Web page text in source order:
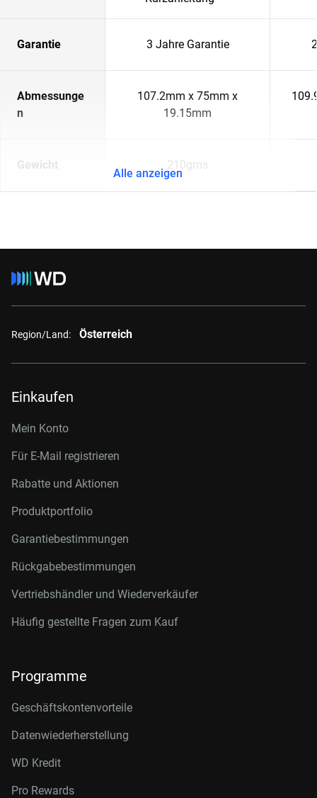
Garantie 3 Jahre Garantie
Abmessunge
n
107.2mm x 75mm x
19.15mm
Gewicht 210gms
Alle anzeigen
Region/Land: Österreich
Einkaufen
Mein Konto
Für E-Mail registrieren
Rabatte und Aktionen
Produktportfolio
Garantiebestimmungen
Rückgabebestimmungen
Vertriebshändler und Wiederverkäufer
Häufig gestellte Fragen zum Kauf
Programme
Geschäftskontenvorteile
Datenwiederherstellung
WD Kredit
Pro Rewards